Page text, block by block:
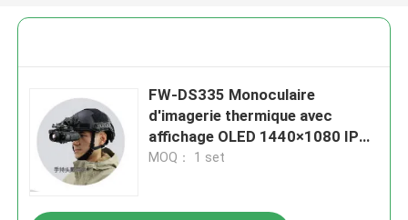
FW-DS335 Monoculaire
d'imagerie thermique avec
affichage OLED 1440×1080 IP67
étanche à l'eau et à 1600m de
MOQ： 1 set